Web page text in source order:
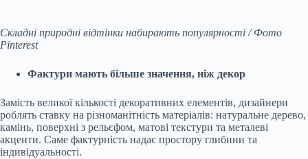
Складні природні відтінки набирають популярності / Фото
Pinterest
Фактури мають більше значення, ніж декор
Замість великої кількості декоративних елементів, дизайнери
роблять ставку на різноманітність матеріалів: натуральне дерево,
камінь, поверхні з рельєфом, матові текстури та металеві
акценти. Саме фактурність надає простору глибини та
індивідуальності.